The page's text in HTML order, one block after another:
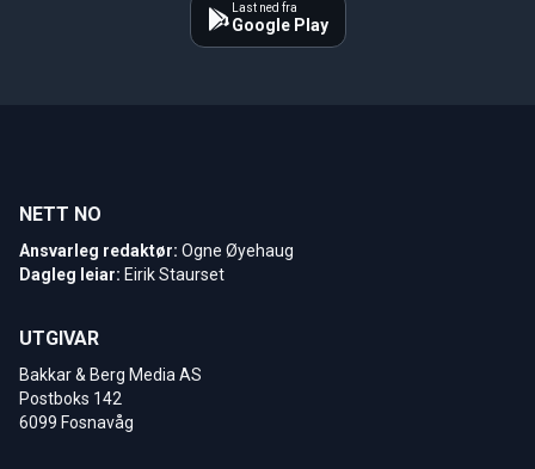
Last ned fra
Google Play
NETT NO
Ansvarleg redaktør: Ogne Øyehaug
Dagleg leiar: Eirik Staurset
UTGIVAR
Bakkar & Berg Media AS
Postboks 142
6099 Fosnavåg